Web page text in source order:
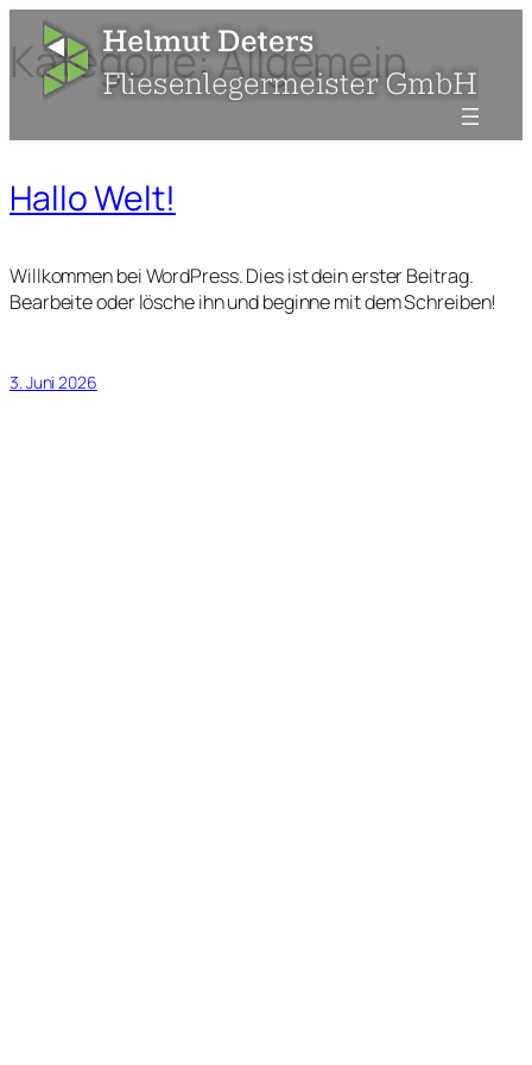
Zum
Inhalt
springen
Kategorie:Allgemein
Hallo Welt!
Willkommen bei WordPress. Dies ist dein erster Beitrag.
Bearbeite oder lösche ihn und beginne mit dem Schreiben!
3. Juni 2026